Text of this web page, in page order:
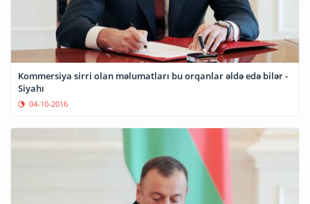
Kommersiya sirri olan məlumatları bu orqanlar əldə edə bilər -
Siyahı
04-10-2016